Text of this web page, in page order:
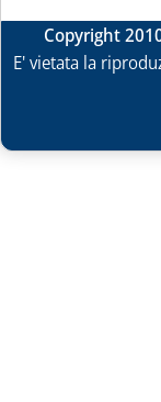
Copyright
E' vietata la